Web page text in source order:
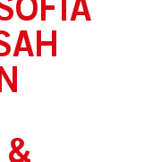
&